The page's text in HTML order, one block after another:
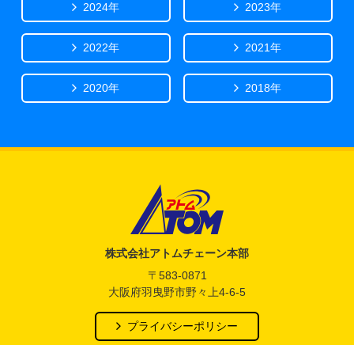
2024年 2023年
2022年 2021年
2020年 2018年
株式会社アトムチェーン本部
〒583-0871
大阪府羽曳野市野々上4-6-5
プライバシーポリシー